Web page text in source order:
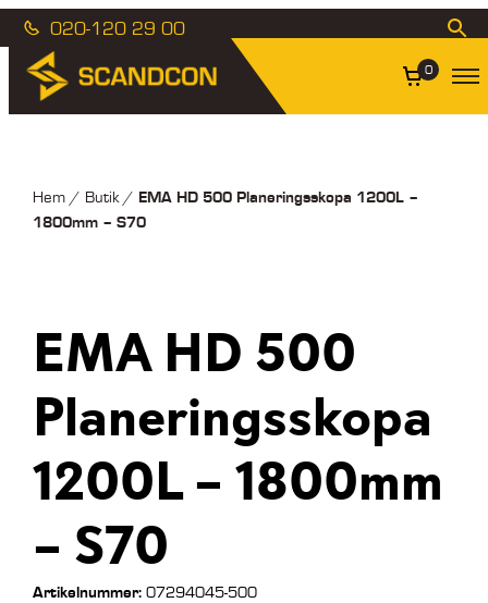
020-120 29 00
0
Hem/ Butik/ EMA HD 500 Planeringsskopa 1200L –
1800mm – S70
EMA HD 500
Planeringsskopa
1200L – 1800mm
– S70
Artikelnummer:07294045-500